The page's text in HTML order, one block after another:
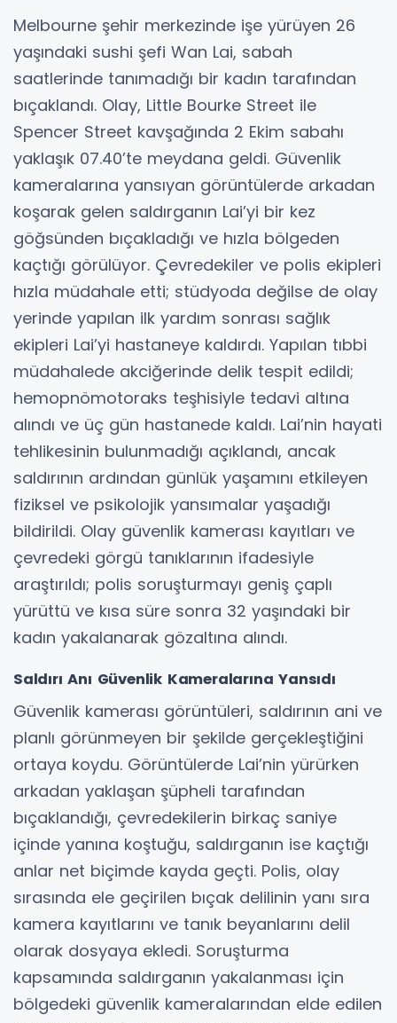
Melbourne şehir merkezinde işe yürüyen 26
yaşındaki sushi şefi Wan Lai, sabah
saatlerinde tanımadığı bir kadın tarafından
bıçaklandı. Olay, Little Bourke Street ile
Spencer Street kavşağında 2 Ekim sabahı
yaklaşık 07.40’te meydana geldi. Güvenlik
kameralarına yansıyan görüntülerde arkadan
koşarak gelen saldırganın Lai’yi bir kez
göğsünden bıçakladığı ve hızla bölgeden
kaçtığı görülüyor. Çevredekiler ve polis ekipleri
hızla müdahale etti; stüdyoda değilse de olay
yerinde yapılan ilk yardım sonrası sağlık
ekipleri Lai’yi hastaneye kaldırdı. Yapılan tıbbi
müdahalede akciğerinde delik tespit edildi;
hemopnömotoraks teşhisiyle tedavi altına
alındı ve üç gün hastanede kaldı. Lai’nin hayati
tehlikesinin bulunmadığı açıklandı, ancak
saldırının ardından günlük yaşamını etkileyen
fiziksel ve psikolojik yansımalar yaşadığı
bildirildi. Olay güvenlik kamerası kayıtları ve
çevredeki görgü tanıklarının ifadesiyle
araştırıldı; polis soruşturmayı geniş çaplı
yürüttü ve kısa süre sonra 32 yaşındaki bir
kadın yakalanarak gözaltına alındı.
Saldırı Anı Güvenlik Kameralarına Yansıdı
Güvenlik kamerası görüntüleri, saldırının ani ve
planlı görünmeyen bir şekilde gerçekleştiğini
ortaya koydu. Görüntülerde Lai’nin yürürken
arkadan yaklaşan şüpheli tarafından
bıçaklandığı, çevredekilerin birkaç saniye
içinde yanına koştuğu, saldırganın ise kaçtığı
anlar net biçimde kayda geçti. Polis, olay
sırasında ele geçirilen bıçak delilinin yanı sıra
kamera kayıtlarını ve tanık beyanlarını delil
olarak dosyaya ekledi. Soruşturma
kapsamında saldırganın yakalanması için
bölgedeki güvenlik kameralarından elde edilen